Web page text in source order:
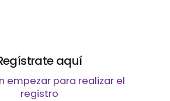
aquí
empezar para realizar el
registro